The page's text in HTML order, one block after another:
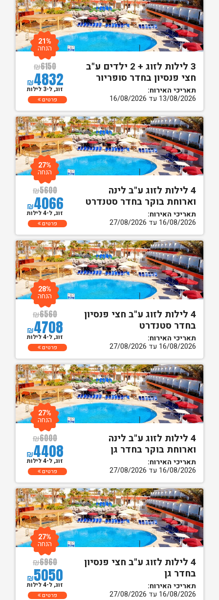
3 לילות לזוג + 2 ילדים ע"ב
חצי פנסיון בחדר סופריור
תאריכי האירוח:
13/08/2026 עד 16/08/2026
₪6150
₪4832
21%
הנחה
זוג, ל-3 לילות
פרטים
4 לילות לזוג ע"ב לינה
וארוחת בוקר בחדר סטנדרט
תאריכי האירוח:
16/08/2026 עד 27/08/2026
₪5600
₪4066
27%
הנחה
זוג, ל-4 לילות
פרטים
4 לילות לזוג ע"ב חצי פנסיון
בחדר סטנדרט
תאריכי האירוח:
16/08/2026 עד 27/08/2026
₪6560
₪4708
28%
הנחה
זוג, ל-4 לילות
פרטים
4 לילות לזוג ע"ב לינה
וארוחת בוקר בחדר גן
תאריכי האירוח:
16/08/2026 עד 27/08/2026
₪6000
₪4408
27%
הנחה
זוג, ל-4 לילות
פרטים
4 לילות לזוג ע"ב חצי פנסיון
בחדר גן
תאריכי האירוח:
16/08/2026 עד 27/08/2026
₪6960
₪5050
27%
הנחה
זוג, ל-4 לילות
פרטים